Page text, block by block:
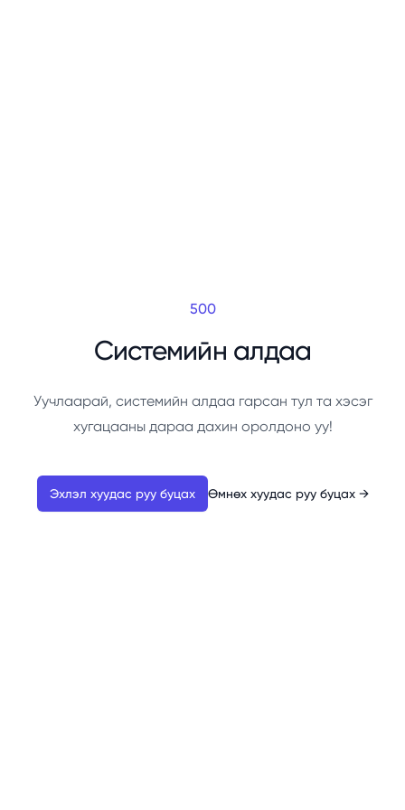
500
Системийн алдаа
Уучлаарай, системийн алдаа гарсан тул та хэсэг
хугацааны дараа дахин оролдоно уу!
Эхлэл хуудас руу буцах Өмнөх хуудас руу буцах →